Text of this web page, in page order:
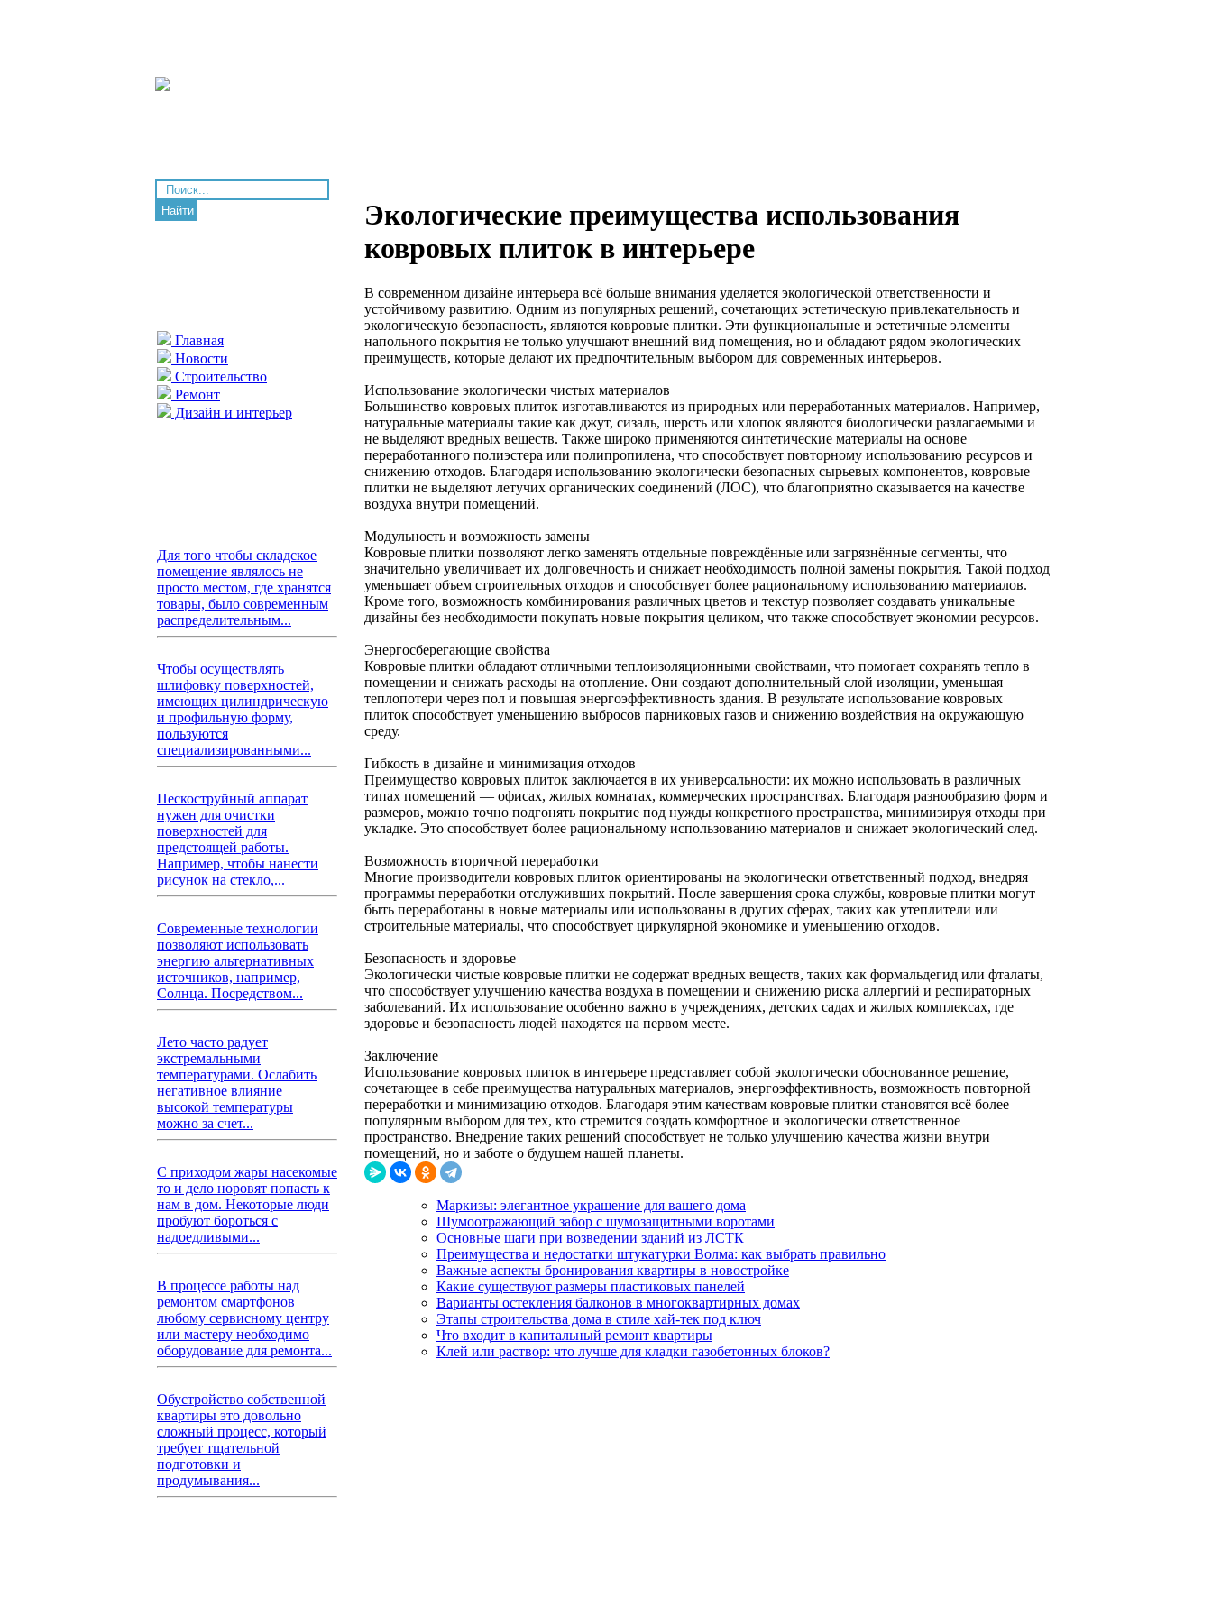
Найти
Главная
Новости
Строительство
Ремонт
Дизайн и интерьер
Для того чтобы складское
помещение являлось не
просто местом, где хранятся
товары, было современным
распределительным...
Чтобы осуществлять
шлифовку поверхностей,
имеющих цилиндрическую
и профильную форму,
пользуются
специализированными...
Пескоструйный аппарат
нужен для очистки
поверхностей для
предстоящей работы.
Например, чтобы нанести
рисунок на стекло,...
Современные технологии
позволяют использовать
энергию альтернативных
источников, например,
Солнца. Посредством...
Лето часто радует
экстремальными
температурами. Ослабить
негативное влияние
высокой температуры
можно за счет...
С приходом жары насекомые
то и дело норовят попасть к
нам в дом. Некоторые люди
пробуют бороться с
надоедливыми...
В процессе работы над
ремонтом смартфонов
любому сервисному центру
или мастеру необходимо
оборудование для ремонта...
Обустройство собственной
квартиры это довольно
сложный процесс, который
требует тщательной
подготовки и
продумывания...
Экологические преимущества использования
ковровых плиток в интерьере
В современном дизайне интерьера всё больше внимания уделяется экологической ответственности и
устойчивому развитию. Одним из популярных решений, сочетающих эстетическую привлекательность и
экологическую безопасность, являются ковровые плитки. Эти функциональные и эстетичные элементы
напольного покрытия не только улучшают внешний вид помещения, но и обладают рядом экологических
преимуществ, которые делают их предпочтительным выбором для современных интерьеров.
Использование экологически чистых материалов
Большинство ковровых плиток изготавливаются из природных или переработанных материалов. Например,
натуральные материалы такие как джут, сизаль, шерсть или хлопок являются биологически разлагаемыми и
не выделяют вредных веществ. Также широко применяются синтетические материалы на основе
переработанного полиэстера или полипропилена, что способствует повторному использованию ресурсов и
снижению отходов. Благодаря использованию экологически безопасных сырьевых компонентов, ковровые
плитки не выделяют летучих органических соединений (ЛОС), что благоприятно сказывается на качестве
воздуха внутри помещений.
Модульность и возможность замены
Ковровые плитки позволяют легко заменять отдельные повреждённые или загрязнённые сегменты, что
значительно увеличивает их долговечность и снижает необходимость полной замены покрытия. Такой подход
уменьшает объем строительных отходов и способствует более рациональному использованию материалов.
Кроме того, возможность комбинирования различных цветов и текстур позволяет создавать уникальные
дизайны без необходимости покупать новые покрытия целиком, что также способствует экономии ресурсов.
Энергосберегающие свойства
Ковровые плитки обладают отличными теплоизоляционными свойствами, что помогает сохранять тепло в
помещении и снижать расходы на отопление. Они создают дополнительный слой изоляции, уменьшая
теплопотери через пол и повышая энергоэффективность здания. В результате использование ковровых
плиток способствует уменьшению выбросов парниковых газов и снижению воздействия на окружающую
среду.
Гибкость в дизайне и минимизация отходов
Преимущество ковровых плиток заключается в их универсальности: их можно использовать в различных
типах помещений — офисах, жилых комнатах, коммерческих пространствах. Благодаря разнообразию форм и
размеров, можно точно подгонять покрытие под нужды конкретного пространства, минимизируя отходы при
укладке. Это способствует более рациональному использованию материалов и снижает экологический след.
Возможность вторичной переработки
Многие производители ковровых плиток ориентированы на экологически ответственный подход, внедряя
программы переработки отслуживших покрытий. После завершения срока службы, ковровые плитки могут
быть переработаны в новые материалы или использованы в других сферах, таких как утеплители или
строительные материалы, что способствует циркулярной экономике и уменьшению отходов.
Безопасность и здоровье
Экологически чистые ковровые плитки не содержат вредных веществ, таких как формальдегид или фталаты,
что способствует улучшению качества воздуха в помещении и снижению риска аллергий и респираторных
заболеваний. Их использование особенно важно в учреждениях, детских садах и жилых комплексах, где
здоровье и безопасность людей находятся на первом месте.
Заключение
Использование ковровых плиток в интерьере представляет собой экологически обоснованное решение,
сочетающее в себе преимущества натуральных материалов, энергоэффективность, возможность повторной
переработки и минимизацию отходов. Благодаря этим качествам ковровые плитки становятся всё более
популярным выбором для тех, кто стремится создать комфортное и экологически ответственное
пространство. Внедрение таких решений способствует не только улучшению качества жизни внутри
помещений, но и заботе о будущем нашей планеты.
Маркизы: элегантное украшение для вашего дома
Шумоотражающий забор с шумозащитными воротами
Основные шаги при возведении зданий из ЛСТК
Преимущества и недостатки штукатурки Волма: как выбрать правильно
Важные аспекты бронирования квартиры в новостройке
Какие существуют размеры пластиковых панелей
Варианты остекления балконов в многоквартирных домах
Этапы строительства дома в стиле хай-тек под ключ
Что входит в капитальный ремонт квартиры
Клей или раствор: что лучше для кладки газобетонных блоков?